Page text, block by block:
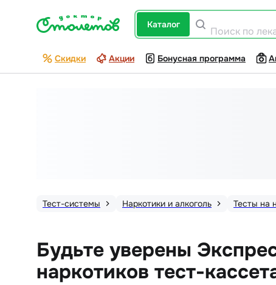
каталог
Поиск по
Скидки Акции Бонусная программа
Тест-системы Наркотики и алкоголь Тесты на
Будьте уверены
наркотиков тест-